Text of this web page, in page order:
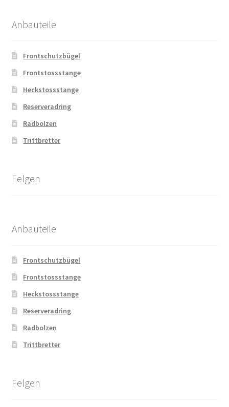
Anbauteile
Frontschutzbügel
Frontstossstange
Heckstossstange
Reserveradring
Radbolzen
Trittbretter
Felgen
Anbauteile
Frontschutzbügel
Frontstossstange
Heckstossstange
Reserveradring
Radbolzen
Trittbretter
Felgen